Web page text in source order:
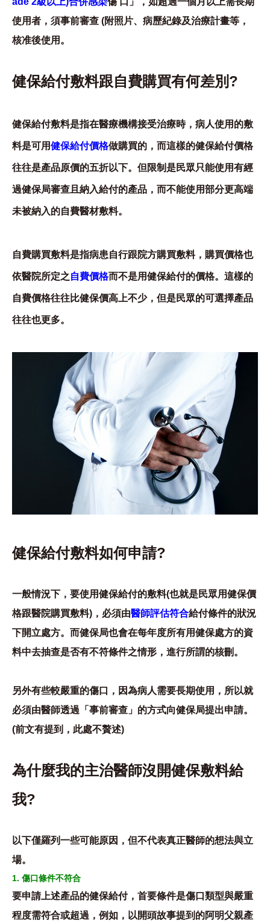
使用者，須事前審查 (附照片、病歷紀錄及治療計畫等，
核准後使用。
健保給付敷料跟自費購買有何差別?
健保給付敷料是指在醫療機構接受治療時，病人使用的敷
料是可用健保給付價格做購買的，而這樣的健保給付價格
往往是產品原價的五折以下。但限制是民眾只能使用有經
過健保局審查且納入給付的產品，而不能使用部分更高端
未被納入的自費醫材敷料。
自費購買敷料是指病患自行跟院方購買敷料，購買價格也
依醫院所定之自費價格而不是用健保給付的價格。這樣的
自費價格往往比健保價高上不少，但是民眾的可選擇產品
往往也更多。
健保給付敷料如何申請?
一般情況下，要使用健保給付的敷料(也就是民眾用健保價
格跟醫院購買敷料)，必須由醫師評估符合給付條件的狀況
下開立處方。而健保局也會在每年度所有用健保處方的資
料中去抽查是否有不符條件之情形，進行所謂的核刪。
另外有些較嚴重的傷口，因為病人需要長期使用，所以就
必須由醫師透過「事前審查」的方式向健保局提出申請。
(前文有提到，此處不贅述)
為什麼我的主治醫師沒開健保敷料給
我?
以下僅羅列一些可能原因，但不代表真正醫師的想法與立
場。
1. 傷口條件不符合
要申請上述產品的健保給付，首要條件是傷口類型與嚴重
程度需符合或超過，例如，以開頭故事提到的阿明父親產